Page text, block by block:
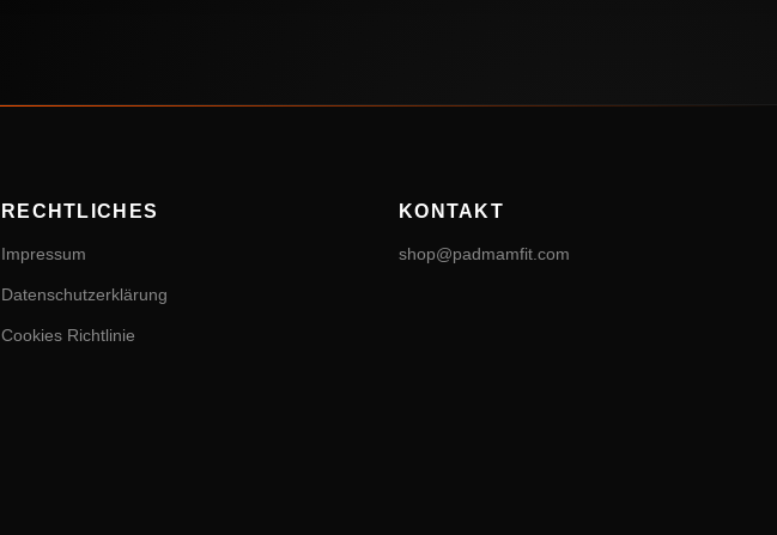
RECHTLICHES
Impressum
Datenschutzerklärung
Cookies Richtlinie
KONTAKT
shop@padmamfit.com